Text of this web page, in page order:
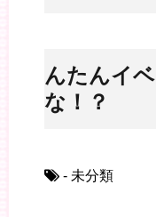
のんたんイ
かな！？
- 未分類